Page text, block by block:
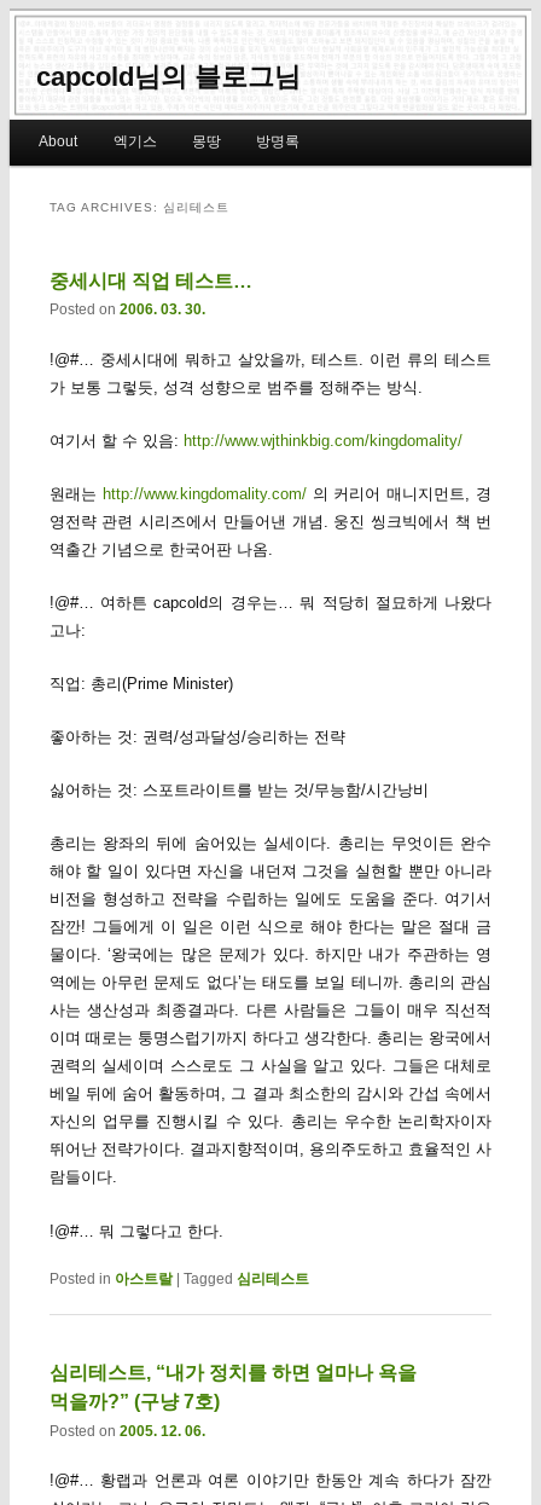
capcold님의 블로그님
Skip to primary content
Skip to secondary content
About 엑기스 몽땅 방명록
TAG ARCHIVES: 심리테스트
중세시대 직업 테스트…
Posted on 2006. 03. 30.
!@#… 중세시대에 뭐하고 살았을까, 테스트. 이런 류의 테스트
가 보통 그렇듯, 성격 성향으로 범주를 정해주는 방식.
여기서 할 수 있음: http://www.wjthinkbig.com/kingdomality/
원래는 http://www.kingdomality.com/의 커리어 매니지먼트, 경
영전략 관련 시리즈에서 만들어낸 개념. 웅진 씽크빅에서 책 번
역출간 기념으로 한국어판 나옴.
!@#… 여하튼 capcold의 경우는… 뭐 적당히 절묘하게 나왔다
고나:
직업: 총리(Prime Minister)
좋아하는 것: 권력/성과달성/승리하는 전략
싫어하는 것: 스포트라이트를 받는 것/무능함/시간낭비
총리는 왕좌의 뒤에 숨어있는 실세이다. 총리는 무엇이든 완수
해야 할 일이 있다면 자신을 내던져 그것을 실현할 뿐만 아니라
비전을 형성하고 전략을 수립하는 일에도 도움을 준다. 여기서
잠깐! 그들에게 이 일은 이런 식으로 해야 한다는 말은 절대 금
물이다. ‘왕국에는 많은 문제가 있다. 하지만 내가 주관하는 영
역에는 아무런 문제도 없다’는 태도를 보일 테니까. 총리의 관심
사는 생산성과 최종결과다. 다른 사람들은 그들이 매우 직선적
이며 때로는 퉁명스럽기까지 하다고 생각한다. 총리는 왕국에서
권력의 실세이며 스스로도 그 사실을 알고 있다. 그들은 대체로
베일 뒤에 숨어 활동하며, 그 결과 최소한의 감시와 간섭 속에서
자신의 업무를 진행시킬 수 있다. 총리는 우수한 논리학자이자
뛰어난 전략가이다. 결과지향적이며, 용의주도하고 효율적인 사
람들이다.
!@#… 뭐 그렇다고 한다.
Posted in 아스트랄 | Tagged 심리테스트
심리테스트, “내가 정치를 하면 얼마나 욕을
먹을까?” (구냥 7호)
Posted on 2005. 12. 06.
!@#… 황랩과 언론과 여론 이야기만 한동안 계속 하다가 잠깐